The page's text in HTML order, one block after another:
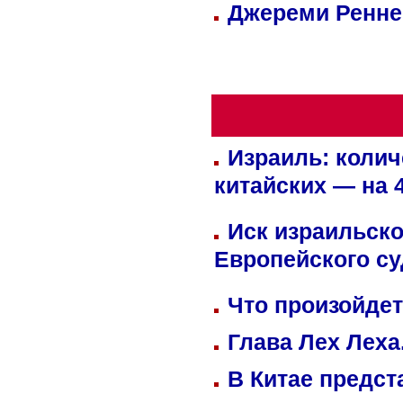
Джереми
Израиль:
китайских — на
Иск
Европейского
Что
Глава Лех
В Китае